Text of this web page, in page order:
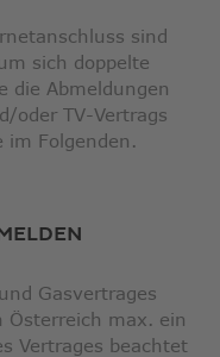
sind
sich doppelte
die Abmeldungen
oder TV-Vertrags
im Folgenden.
Gasvertrages
Österreich max. ein
Vertrages beachtet